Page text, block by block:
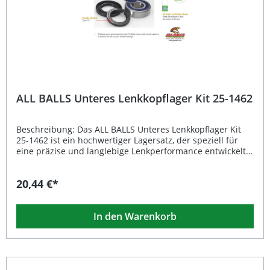
Stabilität und präzises Lenkgefühl Lieferumfang: 1x
Unteres Lenkkopflager Kit 25-1463
ALL BALLS Unteres Lenkkopflager Kit 25-1462
Beschreibung: Das ALL BALLS Unteres Lenkkopflager Kit
25-1462 ist ein hochwertiger Lagersatz, der speziell für
eine präzise und langlebige Lenkperformance entwickelt
– ideal für anspruchsvolle Fahrbedingungen. Die speziell
Schmutz und Wasser, während das hochwertige Lagerfett
mit Rostschutz- und Antioxidationsmitteln den
reibungslosen Betrieb über einen weiten
Temperaturbereich von -29 °C bis 177 °C sicherstellt. Dank
eine exzellente Lebensdauer und erhöhte Belastbarkeit
20,44 €*
In den Warenkorb